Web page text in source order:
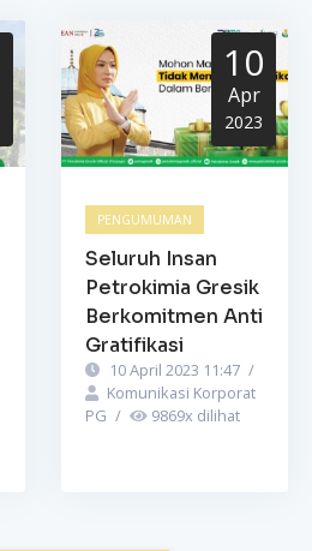
10
Apr
2023
PENGUMUMAN
Seluruh Insan
Petrokimia Gresik
Berkomitmen Anti
Gratifikasi
10 April 2023 11:47 /
Komunikasi Korporat
PG / 9869x dilihat